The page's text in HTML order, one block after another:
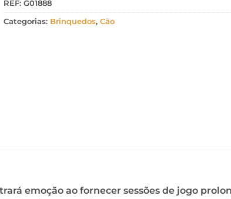
REF: G01888
Categorias: Brinquedos, Cão
emoção ao fornecer sessões de jogo